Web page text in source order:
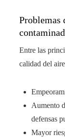
Problemas
Entre las
calidad del
Aumento
defensas
Mayor